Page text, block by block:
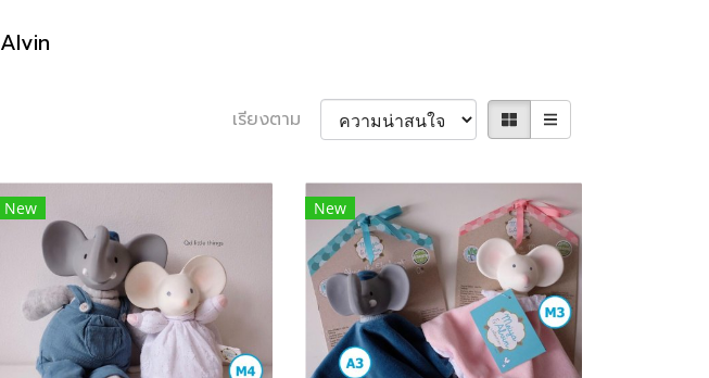
เรียงตาม
New New